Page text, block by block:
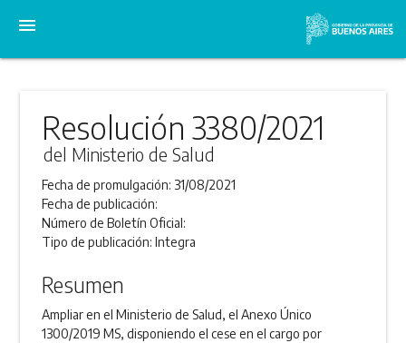
menu
Resolución 3380/2021
del Ministerio de Salud
Fecha de promulgación: 31/08/2021
Fecha de publicación:
Número de Boletín Oficial:
Tipo de publicación:Integra
Resumen
Ampliar en el Ministerio de Salud, el Anexo Único
1300/2019 MS, disponiendo el cese en el cargo por